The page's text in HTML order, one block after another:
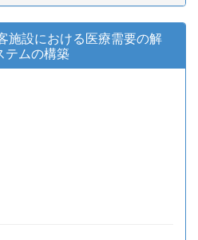
施設における医療需要の解
テムの構築